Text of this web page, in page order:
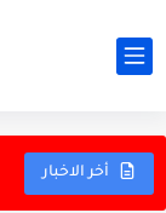
أخر الاخبار